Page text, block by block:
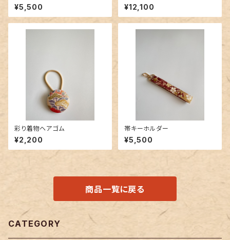
¥5,500 ¥12,100
彩り着物ヘアゴム
¥2,200
帯キーホルダー
¥5,500
商品一覧に戻る
CATEGORY